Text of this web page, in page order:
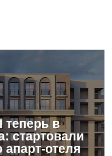
в
стартовали
отеля